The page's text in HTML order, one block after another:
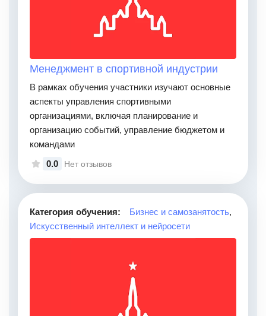
Менеджмент в спортивной индустрии
В рамках обучения участники изучают основные
аспекты управления спортивными
организациями, включая планирование и
организацию событий, управление бюджетом и
командами
0.0
Нет отзывов
Категория обучения: Бизнес и самозанятость,
Искусственный интеллект и нейросети